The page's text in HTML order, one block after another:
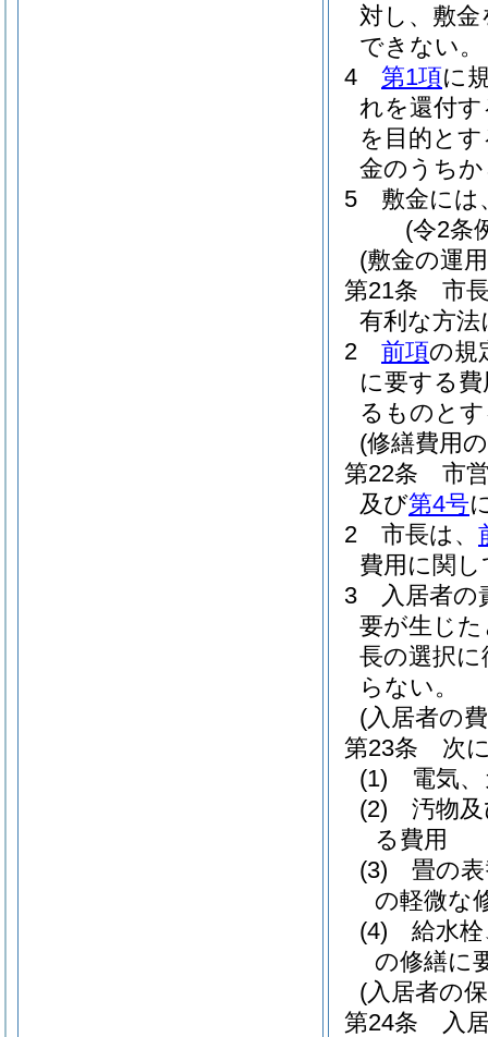
対し、敷
できない。
4
第1項に
れを還付す
を目的と
金のうち
5
敷金には
(令2条
(敷金の運
第21条
市
有利な方
2
前項の規
に要する
るものと
(修繕費用
第22条
市
及び第4号
2
市長は、
費用に関
3
入居者
要が生じ
長の選択
らない。
(入居者の
第23条
次
(1)
電気
(2)
汚物
る費用
(3)
畳の
の軽微な
(4)
給水
の修繕に
(入居者の
第24条
入